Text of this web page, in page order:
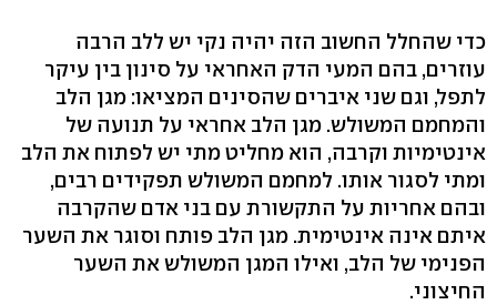
כדי שהחלל החשוב הזה יהיה נקי יש ללב הרבה
עוזרים, בהם המעי הדק האחראי על סינון בין עיקר
לתפל, וגם שני איברים שהסינים המציאו: מגן הלב
והמחמם המשולש. מגן הלב אחראי על תנועה של
אינטימיות וקרבה, הוא מחליט מתי יש לפתוח את הלב
ומתי לסגור אותו. למחמם המשולש תפקידים רבים,
ובהם אחריות על התקשורת עם בני אדם שהקרבה
איתם אינה אינטימית. מגן הלב פותח וסוגר את השער
הפנימי של הלב, ואילו המגן המשולש את השער
החיצוני.